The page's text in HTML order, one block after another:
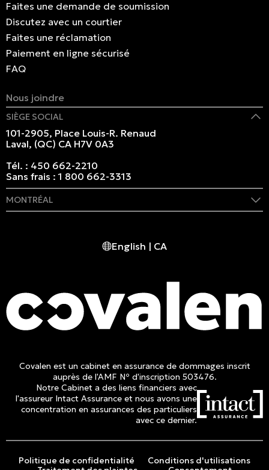
Faites une demande de soumission
Discutez avec un courtier
Faites une réclamation
Paiement en ligne sécurisé
FAQ
Nous joindre
SIÈGE SOCIAL
101-2905, Place Louis-R. Renaud
Laval, (QC) CA H7V 0A3
Tél. : 450 662-2210
Sans frais :1 800 662-3313
MONTRÉAL
409 rue Marie-Morin
English | CA
Covalen est un cabinet en assurance de dommages inscrit
auprès de l'AMF Nº d'inscription 503476.
Notre Cabinet a des liens financiers avec
l'assureur Intact Assurance et nous avons une
concentration en assurances des particuliers
avec ce dernier.
Politique de confidentialité
Conditions d'utilisations